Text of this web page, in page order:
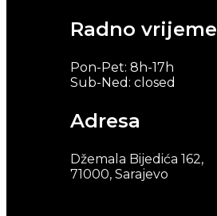
Radno vrijeme
Pon-Pet: 8h-17h
Sub-Ned: closed
Adresa
Džemala Bijedića 162,
71000, Sarajevo